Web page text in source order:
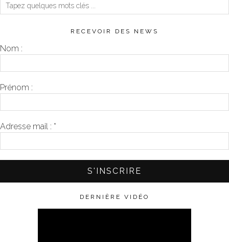
RECEVOIR DES NEWS
Nom :
Prénom :
Adresse mail : *
DERNIÈRE VIDÉO